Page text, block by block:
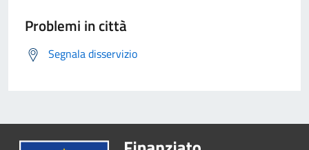
Problemi in città
Segnala disservizio